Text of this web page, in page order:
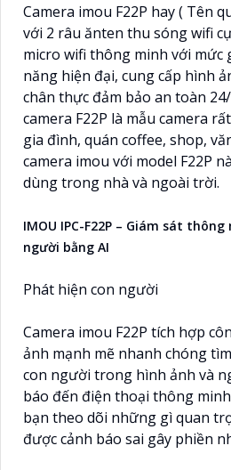
Camera imou F22P hay ( Tên
với 2 râu ănten thu sóng wifi
micro wifi thông minh với mức
năng hiện đại, cung cấp hình
chân thực đảm bảo an toàn
camera F22P là mẫu camera
gia đình, quán coffee, shop,
camera imou với model F22P
dùng trong nhà và ngoài trời.
IMOU IPC-F22P – Giám sát
người bằng AI
Phát hiện con người
Camera imou F22P tích hợp
ảnh mạnh mẽ nhanh chóng
con người trong hình ảnh và
báo đến điện thoại thông
bạn theo dõi những gì quan
được cảnh báo sai gây phiền